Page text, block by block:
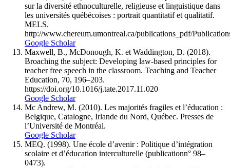
sur la diversité ethnoculturelle, religieuse et linguistique dans
les universités québécoises : portrait quantitatif et qualitatif.
MELS.
http://www.chereum.umontreal.ca/publications_pdf/
Google Scholar
Maxwell, B., McDonough, K. et Waddington, D. (2018).
Broaching the subject: Developing law-based principles for
teacher free speech in the classroom. Teaching and Teacher
Education, 70, 196–203.
https://doi.org/10.1016/j.tate.2017.11.020
Google Scholar
Mc Andrew, M. (2010). Les majorités fragiles et l’éducation :
Belgique, Catalogne, Irlande du Nord, Québec. Presses de
l’Université de Montréal.
Google Scholar
MEQ. (1998). Une école d’avenir : Politique d’intégration
scolaire et d’éducation interculturelle (publicationn° 98–
0473).